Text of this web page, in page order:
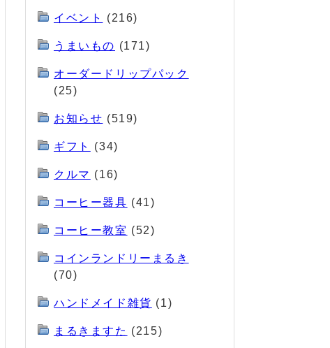
イベント (216)
うまいもの (171)
オーダードリップパック
(25)
お知らせ (519)
ギフト (34)
クルマ (16)
コーヒー器具 (41)
コーヒー教室 (52)
コインランドリーまるき
(70)
ハンドメイド雑貨 (1)
まるきますた (215)